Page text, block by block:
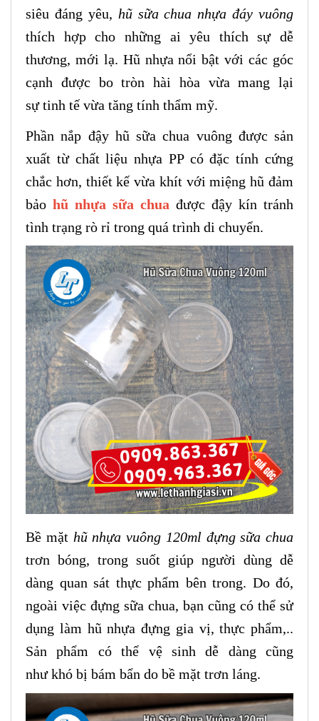
siêu đáng yêu, hũ sữa chua nhựa đáy vuông
thích hợp cho những ai yêu thích sự dễ
thương, mới lạ. Hũ nhựa nổi bật với các góc
cạnh được bo tròn hài hòa vừa mang lại
sự tinh tế vừa tăng tính thẩm mỹ.
Phần nắp đậy hũ sữa chua vuông được sản
xuất từ chất liệu nhựa PP có đặc tính cứng
chắc hơn, thiết kế vừa khít với miệng hũ đảm
bảo hũ nhựa sữa chua được đậy kín tránh
tình trạng rò rỉ trong quá trình di chuyển.
Bề mặt hũ nhựa vuông 120ml đựng sữa chua
trơn bóng, trong suốt giúp người dùng dễ
dàng quan sát thực phẩm bên trong. Do đó,
ngoài việc đựng sữa chua, bạn cũng có thể sử
dụng làm hũ nhựa đựng gia vị, thực phẩm,..
Sản phẩm có thể vệ sinh dễ dàng cũng
như khó bị bám bẩn do bề mặt trơn láng.